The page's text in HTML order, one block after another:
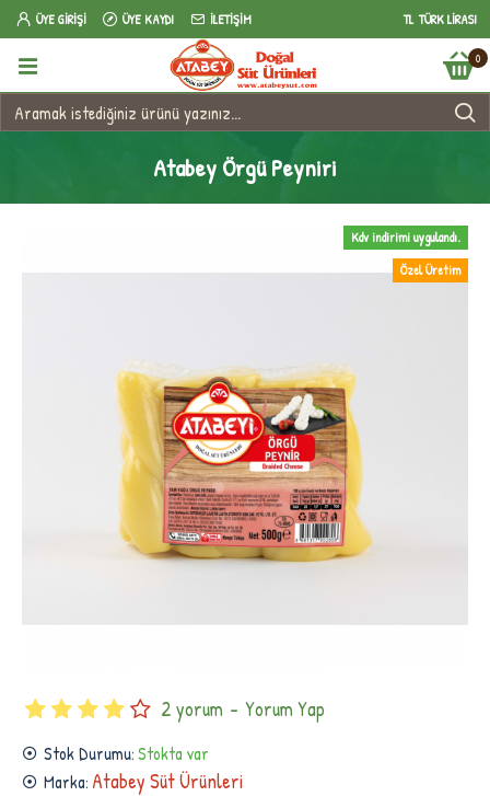
ÜYE GIRIŞI ÜYE KAYDI İLETIŞIM TL TÜRK LIRASI
0
Atabey Örgü Peyniri
Özel Üretim
Kdv indirimi uygulandı.
Stok Durumu:Stokta var
Marka: Atabey Süt Ürünleri
2 yorum - Yorum Yap